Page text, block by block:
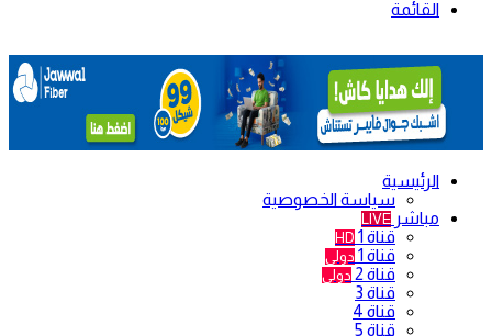
القائمة
الرئيسية
سياسة الخصوصية
مباشر LIVE
قناة 1 HD
قناة 1 دولي
قناة 2 دولي
قناة 3
قناة 4
قناة 5